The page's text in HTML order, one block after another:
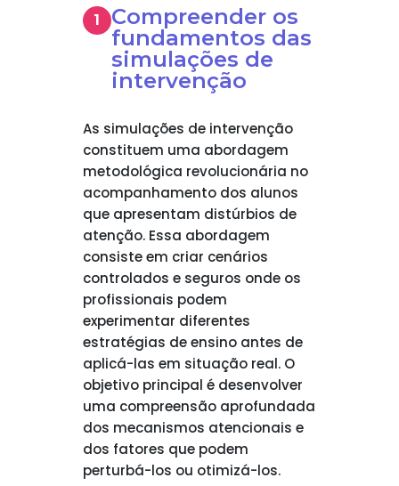
Compreender os
fundamentos das
simulações de
intervenção
As simulações de intervenção
constituem uma abordagem
metodológica revolucionária no
acompanhamento dos alunos
que apresentam distúrbios de
atenção. Essa abordagem
consiste em criar cenários
controlados e seguros onde os
profissionais podem
experimentar diferentes
estratégias de ensino antes de
aplicá-las em situação real. O
objetivo principal é desenvolver
uma compreensão aprofundada
dos mecanismos atencionais e
dos fatores que podem
perturbá-los ou otimizá-los.